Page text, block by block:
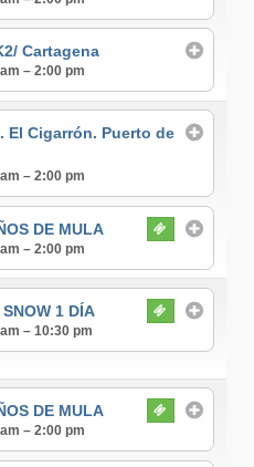
Cartagena
– 2:00 pm
El Cigarrón. Puerto de
– 2:00 pm
DE MULA
– 2:00 pm
1 DÍA
– 10:30 pm
DE MULA
– 2:00 pm